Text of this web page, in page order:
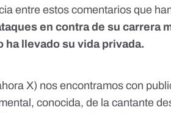
entre estos comentarios que
en contra de su carrera
ha llevadosu vida privada.
X) nos encontramos con
conocida, de la cantante